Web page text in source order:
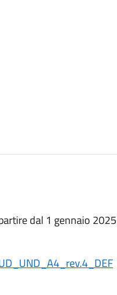
dal 1 gennaio